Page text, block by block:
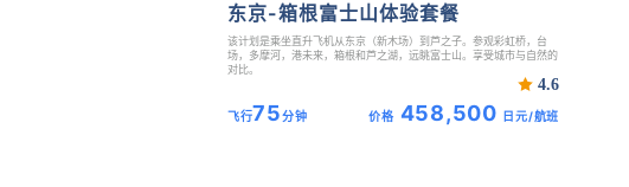
东京-箱根富士山体验套餐
该计划是乘坐直升飞机从东京（新木场）到芦之子。参观彩虹桥，台
场，多摩河，港未来，箱根和芦之湖，远眺富士山。享受城市与自然的
对比。
4.6
飞行75分钟 价格 458,500 日元/航班